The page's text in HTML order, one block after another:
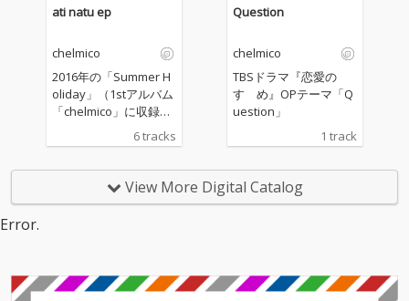
ati natu ep
chelmico
2016年の「Summer H
oliday」（1stアルバム
「chelmico」に収録）
以来、コンスタントに
夏をアップデートして
elmico、2024年最旬サ
マーソングだけを詰め
6 tracks
Question
chelmico
TBSドラマ『恋愛の
すゝめ』OPテーマ「Q
uestion」
1 track
View More Digital Catalog
Error.